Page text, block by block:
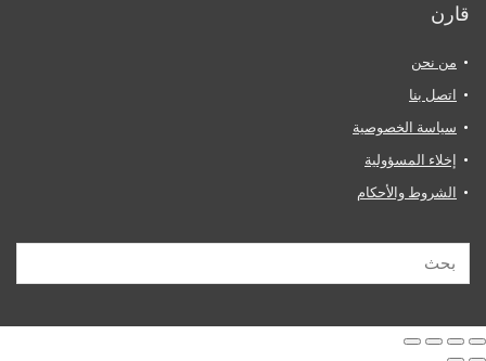
قارن
من نحن
اتصل بنا
سياسة الخصوصية
إخلاء المسؤولية
الشروط والأحكام